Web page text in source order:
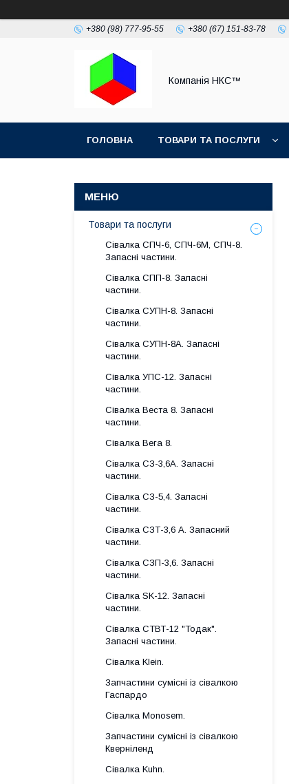
+380 (98) 777-95-55 +380 (67) 151-83-78
Компанія НКС™
ГОЛОВНА ТОВАРИ ТА ПОСЛУГИ
Товари та послуги
Сівалка СПЧ-6, СПЧ-6М, СПЧ-8.
Запасні частини.
Сівалка СПП-8. Запасні
частини.
Сівалка СУПН-8. Запасні
частини.
Сівалка СУПН-8А. Запасні
частини.
Сівалка УПС-12. Запасні
частини.
Сівалка Веста 8. Запасні
частини.
Сівалка Вега 8.
Сівалка СЗ-3,6А. Запасні
частини.
Сівалка СЗ-5,4. Запасні
частини.
Сівалка СЗТ-3,6 А. Запасний
частини.
Сівалка СЗП-3,6. Запасні
частини.
Сівалка SK-12. Запасні
частини.
Сівалка СТВТ-12 "Тодак".
Запасні частини.
Сівалка Klein.
Запчастини сумісні із сівалкою
Гаспардo
Сівалка Monosem.
Запчастини сумісні із сівалкою
Кверніленд
Сівалка Kuhn.